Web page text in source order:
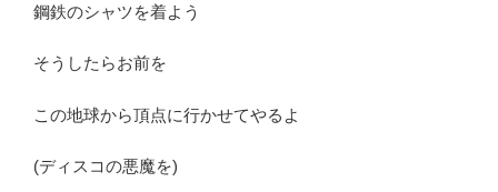
鋼鉄のシャツを着よう
そうしたらお前を
この地球から頂点に行かせてやるよ
(ディスコの悪魔を)